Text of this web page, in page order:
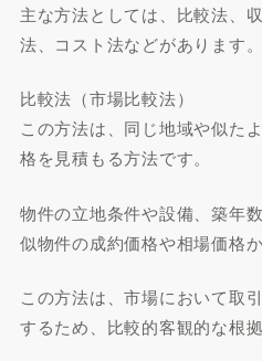
主な方法としては、比較法、
法、コスト法などがあります。
比較法（市場比較法）
この方法は、同じ地域や似た
格を見積もる方法です。
物件の立地条件や設備、築年
似物件の成約価格や相場価格
この方法は、市場において取
するため、比較的客観的な根拠